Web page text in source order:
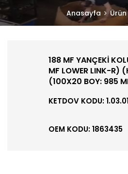
Anasayfa
188 MF YANÇEKİ
MF LOWER LINK-R)
(100X20 BOY: 985
KETDOV KODU:
OEM KODU: 1863435